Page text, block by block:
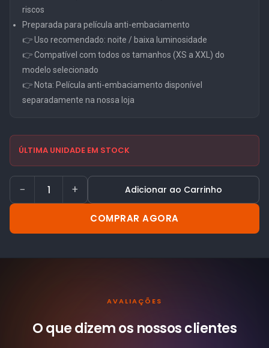
riscos
Preparada para película anti-embaciamento
👉 Uso recomendado: noite / baixa luminosidade
👉 Compatível com todos os tamanhos (XS a XXL) do
modelo selecionado
👉 Nota: Película anti-embaciamento disponível
separadamente na nossa loja
ÚLTIMA UNIDADE EM STOCK
− + Adicionar ao Carrinho
COMPRAR AGORA
AVALIAÇÕES
O que dizem os nossosclientes